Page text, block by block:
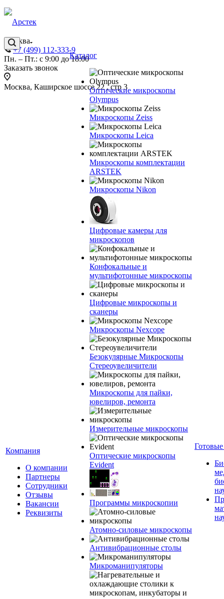
Москва
+7 (499) 112-333-9
Пн. – Пт.: с 9:00 до 18:00
Заказать звонок
Москва, Каширское шоссе 22 , стр 3
Компания
О компании
Партнеры
Сотрудники
Отзывы
Вакансии
Реквизиты
Каталог
Оптические микроскопы
Olympus
Микроскопы Zeiss
Микроскопы Leica
Микроскопы комплектации
ARSTEK
Микроскопы Nikon
Цифровые камеры для
микроскопов
Конфокальные и
мультифотонные микроскопы
Цифровые микроскопы и
сканеры
Микроскопы Nexcope
Безокулярные Микроскопы
Стереоувеличители
Микроскопы для пайки,
ювелиров, ремонта
Измерительные микроскопы
Оптические микроскопы
Evident
Программы микроскопии
Атомно-силовые микроскопы
Антивибрационные столы
Микроманипуляторы